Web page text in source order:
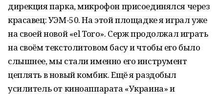
дирекция парка, микрофон присоединялся через
красавец: УЭМ-50. На этой площадке я играл уже
на своей новой «el Toro». Серж продолжал играть
на своём текстолитовом басу и чтобы его было
слышнее, мы стали именно его инструмент
цеплять в новый комбик. Ещё я раздобыл
усилитель от киноаппарата «Украина» и